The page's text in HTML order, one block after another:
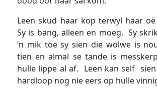
Leen skud haar kop terwyl haar
Sy is bang, alleen en moeg. Sy
‘n mik toe sy sien die wolwe is
tien en almal se tande is
hulle lippe al af. Leen kan self
hardloop nog nie eers op hulle